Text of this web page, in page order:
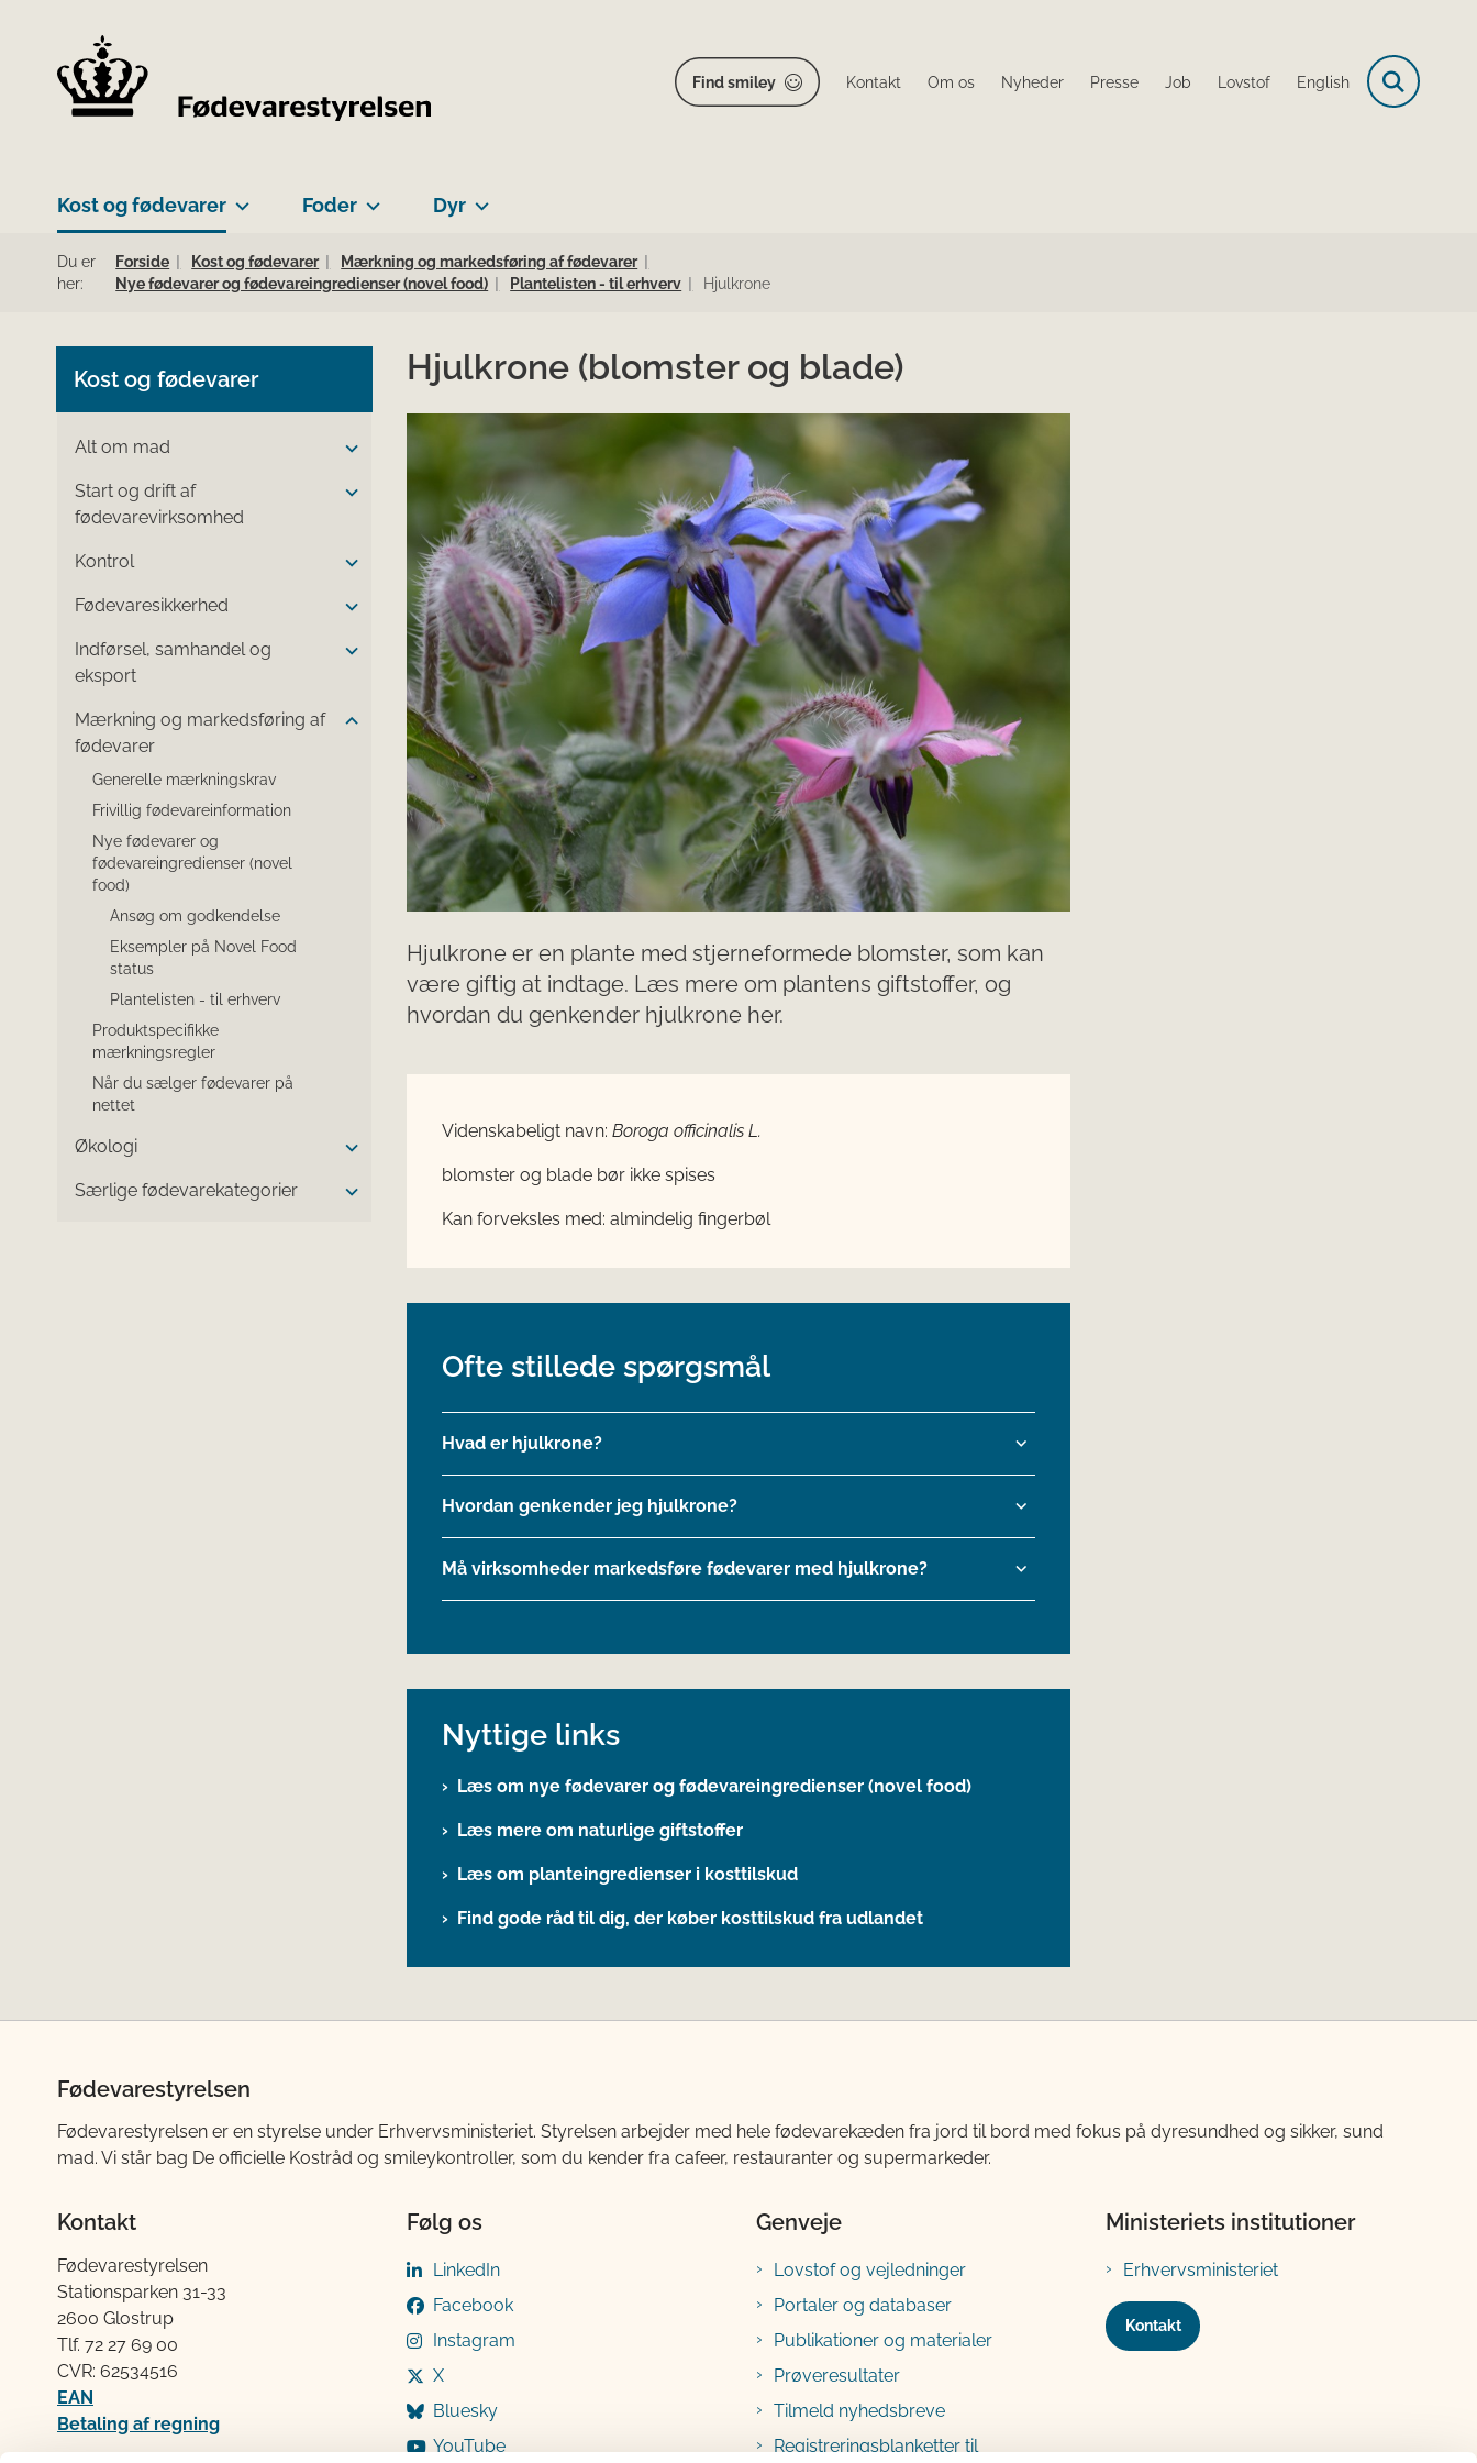
Find smiley Kontakt Om os Nyheder Presse Job Lovstof English
Kost og fødevarer Foder Dyr
Du er
her:
Forside Kost og fødevarer
Mærkning og markedsføring af fødevarer
Nye fødevarer og fødevareingredienser (novel food)
Plantelisten - til erhverv Hjulkrone
Kost og fødevarer
Alt om mad
Start og drift af
fødevarevirksomhed
Kontrol
Fødevaresikkerhed
Indførsel, samhandel og
eksport
Mærkning og markedsføring af
fødevarer
Generelle mærkningskrav
Frivillig fødevareinformation
Nye fødevarer og
fødevareingredienser (novel
food)
Ansøg om godkendelse
Eksempler på Novel Food
status
Plantelisten - til erhverv
Produktspecifikke
mærkningsregler
Når du sælger fødevarer på
nettet
Økologi
Særlige fødevarekategorier
Hjulkrone (blomster og blade)
Hjulkrone er en plante med stjerneformede blomster, som kan
være giftig at indtage. Læs mere om plantens giftstoffer, og
hvordan du genkender hjulkrone her.
Videnskabeligt navn: Boroga officinalis L.
blomster og blade bør ikke spises
Kan forveksles med: almindelig fingerbøl
Ofte stillede spørgsmål
Hvad er hjulkrone?
Hvordan genkender jeg hjulkrone?
Må virksomheder markedsføre fødevarer med hjulkrone?
Nyttige links
Læs om nye fødevarer og fødevareingredienser (novel food)
Læs mere om naturlige giftstoffer
Læs om planteingredienser i kosttilskud
Find gode råd til dig, der køber kosttilskud fra udlandet
Fødevarestyrelsen
Fødevarestyrelsen er en styrelse under Erhvervsministeriet. Styrelsen arbejder med hele fødevarekæden fra jord til bord med fokus på dyresundhed og sikker, sund
mad. Vi står bag De officielle Kostråd og smileykontroller, som du kender fra cafeer, restauranter og supermarkeder.
Kontakt
Fødevarestyrelsen
Stationsparken 31-33
2600 Glostrup
Tlf. 72 2​​​7 69 00
CVR: 62534516
EAN
Betaling af regning
Følg os
LinkedIn
Facebook
Instagram
X
Bluesky
YouTube
Genveje
Lovstof og vejledninger
Portaler og databaser
Publikationer og materialer
Prøveresultater
Tilmeld nyhedsbreve
Registreringsblanketter til
Ministeriets institutioner
Erhvervsministeriet
Kontakt